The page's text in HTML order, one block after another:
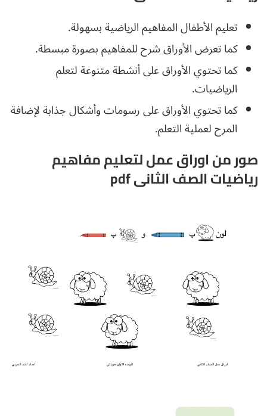
تعليم الأطفال المفاهيم الرياضية بسهولة.
كما تعرض الأوراق شرح للمفاهيم بصورة مبسطة.
كما تحتوي الأوراق على أنشطة متنوعة لتعلم
الرياضيات.
كما تحتوي الأوراق على رسومات وأشكال جذابة لإضافة
المرح لعملية التعلم.
صور من اوراق عمل لتعليم مفاهيم
رياضيات الصف الثانى pdf